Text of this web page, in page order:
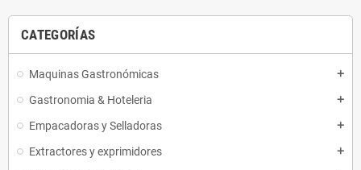
CATEGORÍAS
Maquinas Gastronómicas add
Gastronomia & Hoteleria add
Empacadoras y Selladoras add
Extractores y exprimidores add